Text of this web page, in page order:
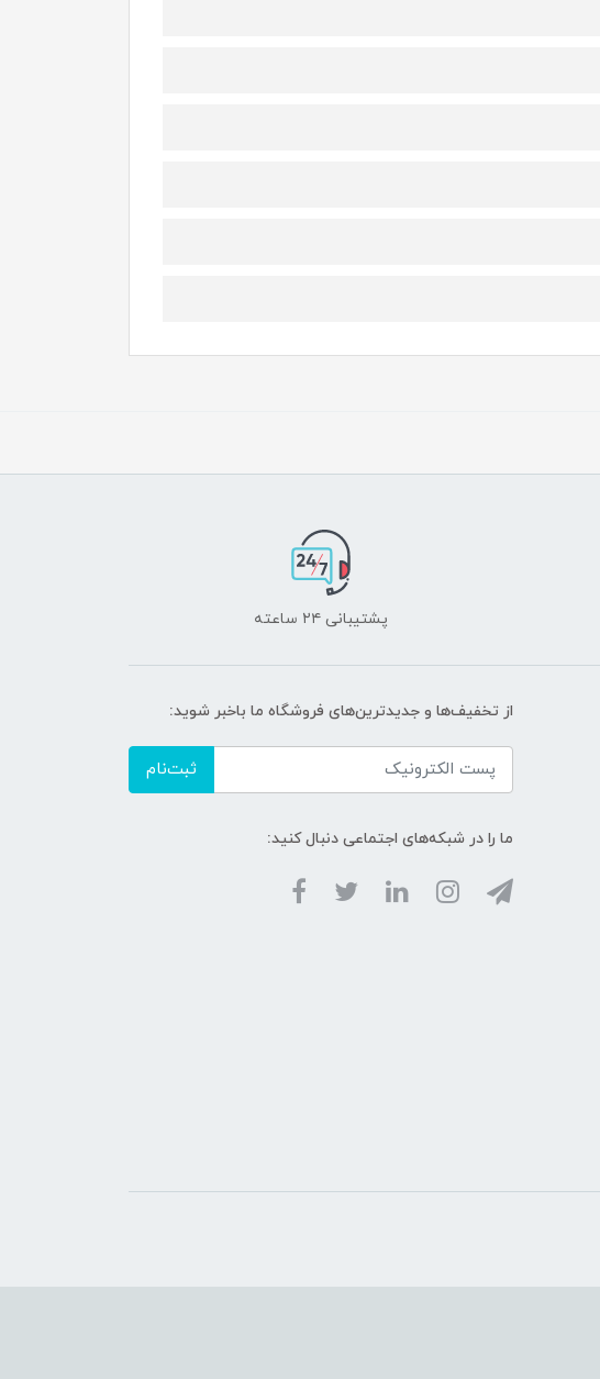
پشتیبانی ۲۴ ساعته
از تخفیف‌ها و جدیدترین‌های فروشگاه ما باخبر شوید:
ثبت‌نام
ما را در شبکه‌های اجتماعی دنبال کنید: